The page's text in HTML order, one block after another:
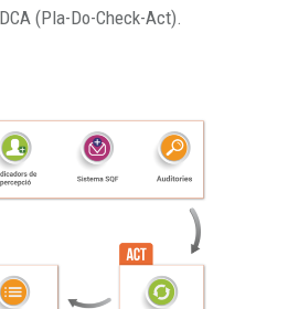
(Pla-Do-Check-Act).